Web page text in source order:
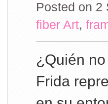
Posted on 2
fiber Art,
¿Quién
Frida